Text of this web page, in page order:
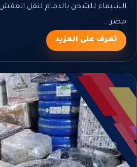
الشيماء للشحن بالدمام لنقل العفش
مصر...
تعرف على المزيد